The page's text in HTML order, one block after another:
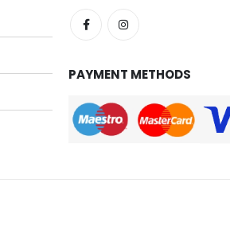
PAYMENT METHODS